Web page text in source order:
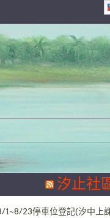
汐止社
1~8/23停車位登記(汐中上